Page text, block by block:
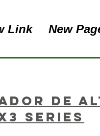
Link New
de
Series